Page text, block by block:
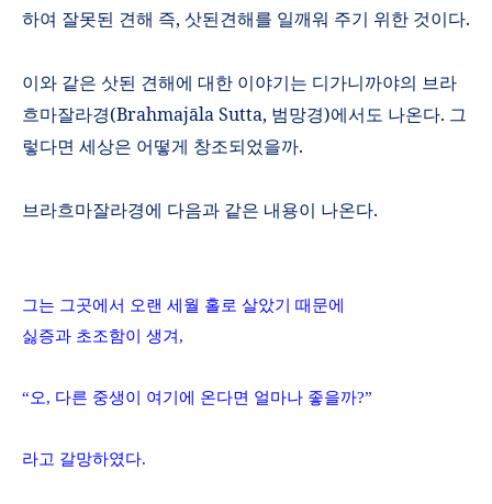
하여 잘못된 견해 즉, 삿된견해를 일깨워 주기 위한 것이다.
이와 같은 삿된 견해에 대한 이야기는 디가니까야의 브라
흐마잘라경(Brahmajāla Sutta, 범망경)에서도 나온다. 그
렇다면 세상은 어떻게 창조되었을까.
브라흐마잘라경에 다음과 같은 내용이 나온다.
그는 그곳에서 오랜 세월 홀로 살았기 때문에
싫증과 초조함이 생겨 ,
“오, 다른 중생이 여기에 온다면 얼마나 좋을까?”
라고 갈망하였다.